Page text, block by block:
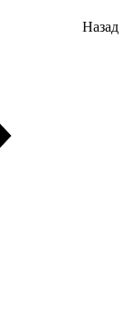
Назад